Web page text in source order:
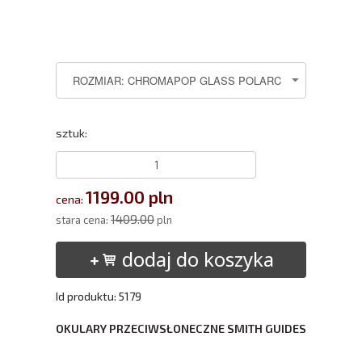
sztuk:
cena: 1199.00 pln
stara cena: 1409.00pln
dodaj do koszyka
Id produktu: 5179
OKULARY PRZECIWSŁONECZNE SMITH GUIDES